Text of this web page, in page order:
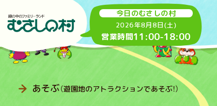
今日のむさしの村
2026年8月8日(土)
営業時間11:00-18:00
あそぶ（遊園地のアトラクションであそぶ！）